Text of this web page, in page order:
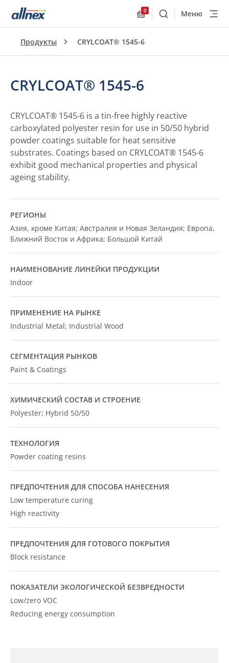
0
ПоискМеню
Продукты CRYLCOAT® 1545-6
CRYLCOAT® 1545-6
CRYLCOAT® 1545-6 is a tin-free highly reactive
carboxylated polyester resin for use in 50/50 hybrid
powder coatings suitable for heat sensitive
substrates. Coatings based on CRYLCOAT® 1545-6
exhibit good mechanical properties and physical
ageing stability.
РЕГИОНЫ
Азия, кроме Китая; Австралия и Новая Зеландия; Европа,
Ближний Восток и Африка; Большой Китай
НАИМЕНОВАНИЕ ЛИНЕЙКИ ПРОДУКЦИИ
Indoor
ПРИМЕНЕНИЕ НА РЫНКЕ
Industrial Metal; Industrial Wood
СЕГМЕНТАЦИЯ РЫНКОВ
Paint & Coatings
ХИМИЧЕСКИЙ СОСТАВ И СТРОЕНИЕ
Polyester; Hybrid 50/50
ТЕХНОЛОГИЯ
Powder coating resins
ПРЕДПОЧТЕНИЯ ДЛЯ СПОСОБА НАНЕСЕНИЯ
Low temperature curing
High reactivity
ПРЕДПОЧТЕНИЯ ДЛЯ ГОТОВОГО ПОКРЫТИЯ
Block resistance
ПОКАЗАТЕЛИ ЭКОЛОГИЧЕСКОЙ БЕЗВРЕДНОСТИ
Low/zero VOC
Reducing energy consumption